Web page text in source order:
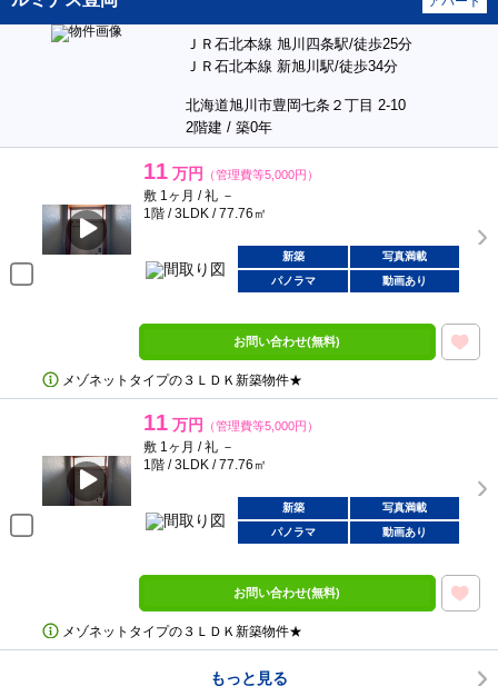
ＪＲ石北本線 旭川四条駅/徒歩25分
ＪＲ石北本線 新旭川駅/徒歩34分
北海道旭川市豊岡七条２丁目 2-10
2階建 / 築0年
11 万円 （管理費等5,000円）
敷 1ヶ月 / 礼 －
1階 / 3LDK / 77.76㎡
新築
写真満載
パノラマ
動画あり
お問い合わせ(無料)
メゾネットタイプの３ＬＤＫ新築物件★
11 万円 （管理費等5,000円）
敷 1ヶ月 / 礼 －
1階 / 3LDK / 77.76㎡
新築
写真満載
パノラマ
動画あり
お問い合わせ(無料)
メゾネットタイプの３ＬＤＫ新築物件★
もっと見る